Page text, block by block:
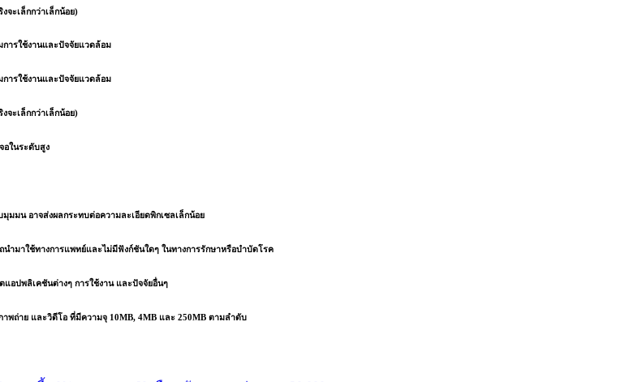
จะเล็กกว่าเล็กน้อย)
การใช้งานและปัจจัยแวดล้อม
การใช้งานและปัจจัยแวดล้อม
จะเล็กกว่าเล็กน้อย)
อในระดับสูง
มมน อาจส่งผลกระทบต่อความละเอียดพิกเซลเล็กน้อย
ำมาใช้ทางการแพทย์และไม่มีฟังก์ชันใดๆ ในทางการรักษาหรือบำบัดโรค
อปพลิเคชันต่างๆ การใช้งาน และปัจจัยอื่นๆ
พถ่าย และวิดีโอ ที่มีความจุ 10MB, 4MB และ 250MB ตามลำดับ